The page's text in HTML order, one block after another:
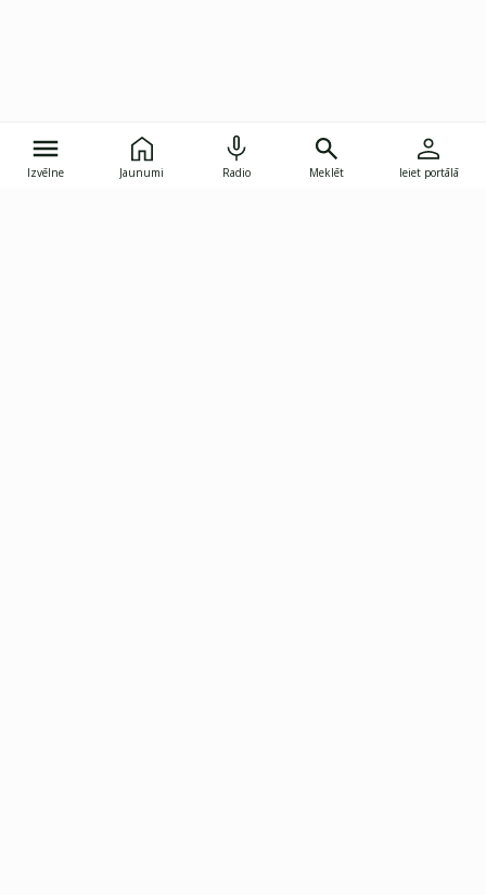
Izvēlne Jaunumi Radio Meklēt Ieiet portālā